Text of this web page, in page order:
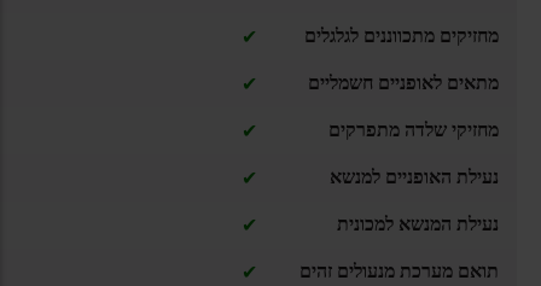
מחזיקים מתכווננים לגלגלים ✔
מתאים לאופניים חשמליים ✔
מחזיקי שלדה מתפרקים ✔
נעילת האופניים למנשא ✔
נעילת המנשא למכונית ✔
תואם מערכת מנעולים זהים ✔